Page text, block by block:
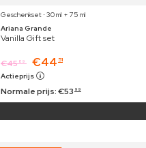
Geschenkset ⋅ 30 ml + 75 ml
Ariana Grande
Vanilla Gift set
€45 89 €44 51
Actieprijs
Normale prijs:€53 99